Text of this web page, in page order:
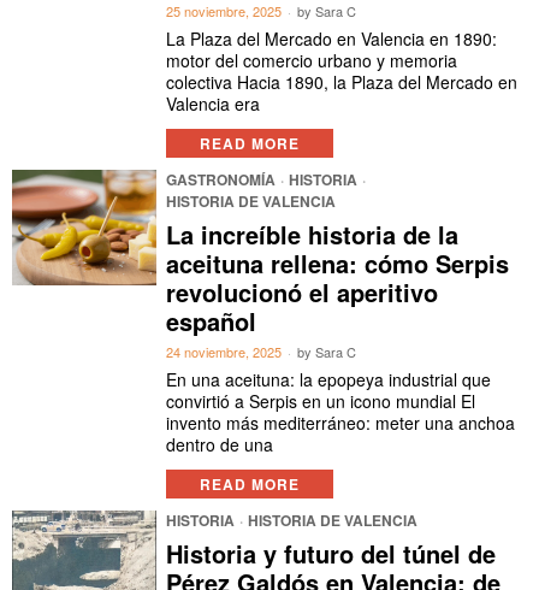
25 noviembre, 2025 bySara C
La Plaza del Mercado en Valencia en 1890:
motor del comercio urbano y memoria
colectiva Hacia 1890, la Plaza del Mercado en
Valencia era
READ MORE
GASTRONOMÍA · HISTORIA ·
HISTORIA DE VALENCIA
La increíble historia de la
aceituna rellena: cómo Serpis
revolucionó el aperitivo
español
24 noviembre, 2025 bySara C
En una aceituna: la epopeya industrial que
convirtió a Serpis en un icono mundial El
invento más mediterráneo: meter una anchoa
dentro de una
READ MORE
HISTORIA · HISTORIA DE VALENCIA
Historia y futuro del túnel de
Pérez Galdós en Valencia: de